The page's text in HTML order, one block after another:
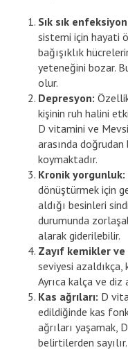
Sık sık
sistemi için hayati
bağışıklık
yeteneğini bozar.
olur.
Depresyon:
kişinin ruh halini
D vitamini ve
arasında
koymaktadır.
Kronik yorgunluk:
dönüştürmek için
aldığı besinleri
durumunda
alarak giderilebilir.
Zayıf kemikler ve
seviyesi azaldıkça,
Ayrıca kalça ve diz
Kas ağrıları: D
edildiğinde kas
ağrıları yaşamak,
belirtilerden sayılır.